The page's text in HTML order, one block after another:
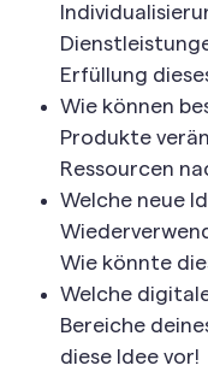
Erfüllung
Wie können
Produkte
Ressourcen
Welche neue
Wie könnte
Welche
Bereiche
diese Idee vor!